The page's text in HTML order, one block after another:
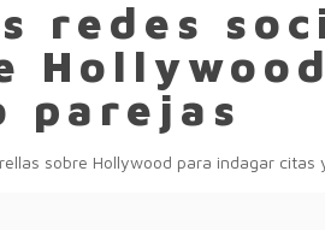
redes
parejas
sobre Hollywood para indagar